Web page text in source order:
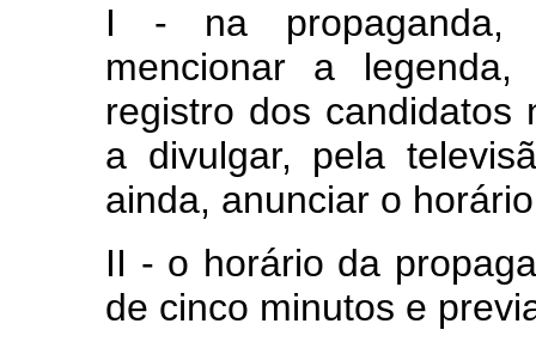
I - na propaganda,
mencionar a
registro dos candidatos
a divulgar, pela
ainda, anunciar o
II - o horário da
de cinco minutos e